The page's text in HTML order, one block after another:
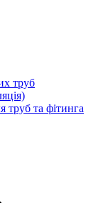
труб
труб та фітинга